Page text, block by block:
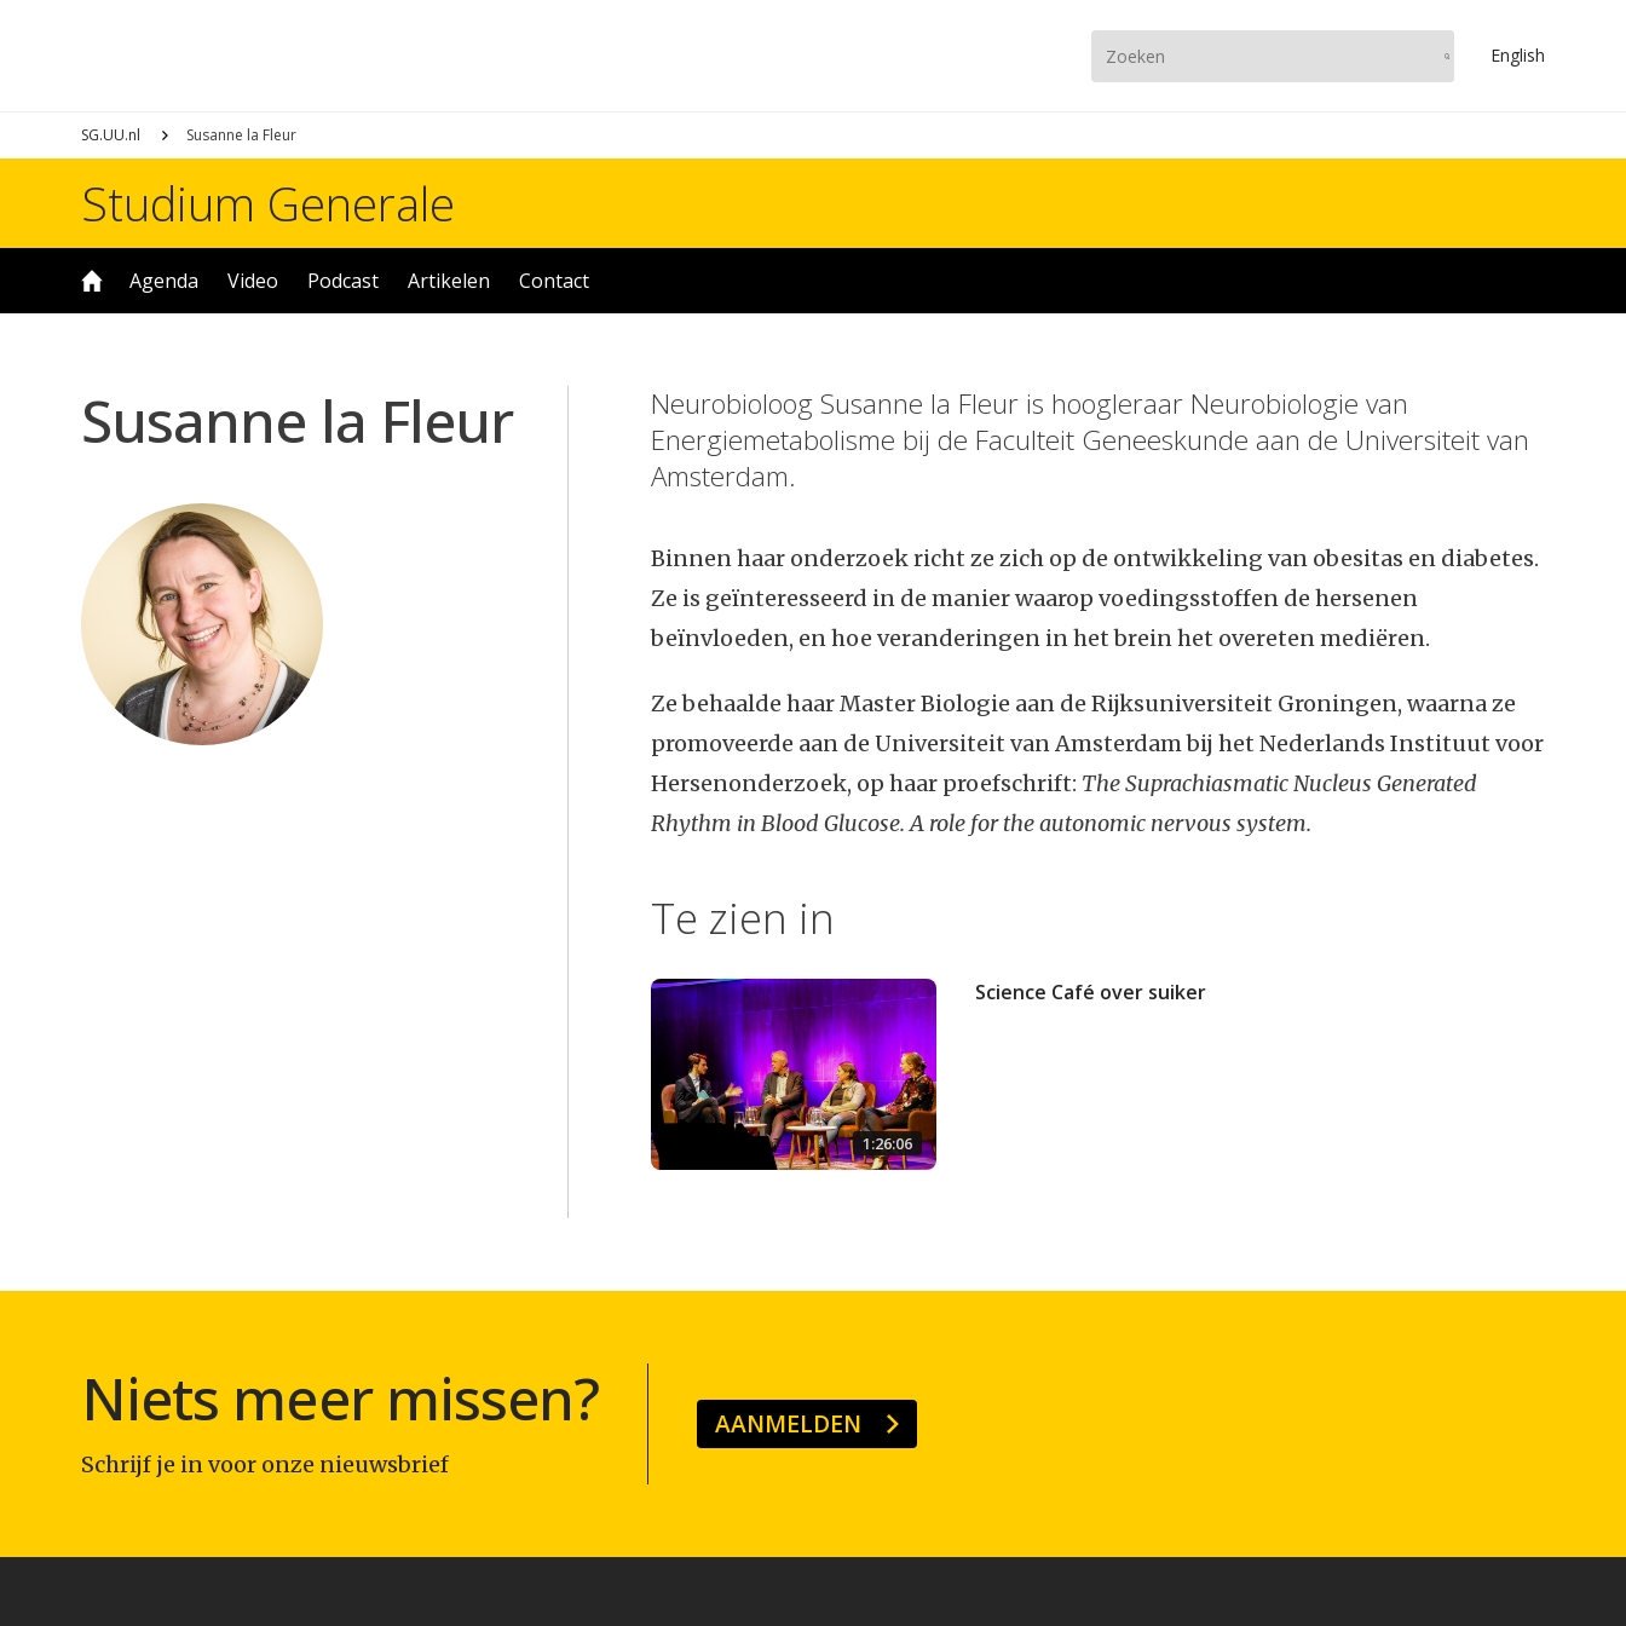
English
SG.UU.nl Susanne la Fleur
Studium Generale
Agenda Video Podcast Artikelen Contact
Susanne la Fleur
Neurobioloog Susanne la Fleur is hoogleraar Neurobiologie van
Energiemetabolisme bij de Faculteit Geneeskunde aan de Universiteit van
Amsterdam.
Binnen haar onderzoek richt ze zich op de ontwikkeling van obesitas en diabetes.
Ze is geïnteresseerd in de manier waarop voedingsstoffen de hersenen
beïnvloeden, en hoe veranderingen in het brein het overeten mediëren.
Ze behaalde haar Master Biologie aan de Rijksuniversiteit Groningen, waarna ze
promoveerde aan de Universiteit van Amsterdam bij het Nederlands Instituut voor
Hersenonderzoek, op haar proefschrift: The Suprachiasmatic Nucleus Generated
Rhythm in Blood Glucose. A role for the autonomic nervous system.
Te zien in
1:26:06
Science Café over suiker
Niets meer missen?
Schrijf je in voor onze nieuwsbrief
AANMELDEN